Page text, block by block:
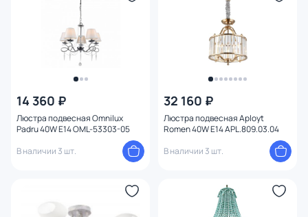
14 360 ₽
Люстра подвесная Omnilux
Padru 40W E14 OML-53303-05
В наличии 3 шт.
32 160 ₽
Люстра подвесная Aployt
Romen 40W E14 APL.809.03.04
В наличии 3 шт.